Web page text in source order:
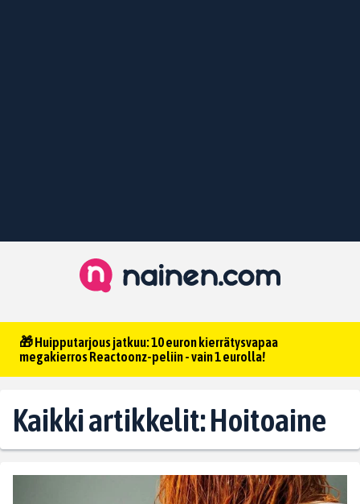
🎁 Huipputarjous jatkuu: 10 euron kierrätysvapaa
megakierros Reactoonz-peliin - vain 1 eurolla!
Kaikki artikkelit: Hoitoaine